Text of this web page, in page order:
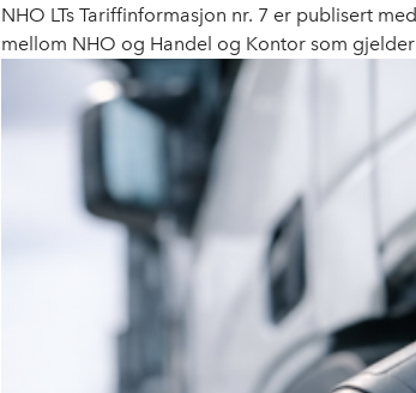
NHO LTs Tariffinformasjon nr. 7 er publisert
mellom NHO og Handel og Kontor som